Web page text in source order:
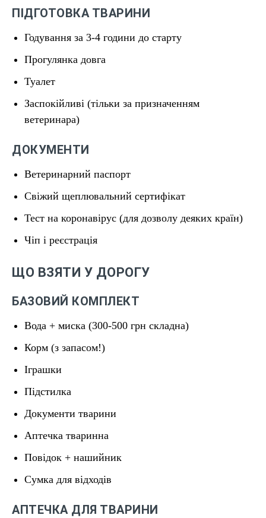
ПІДГОТОВКА ТВАРИНИ
Годування за 3-4 години до старту
Прогулянка довгa
Туалет
Заспокійливі (тільки за призначенням
ветеринара)
ДОКУМЕНТИ
Ветеринарний паспорт
Свіжий щеплювальний сертифікат
Тест на коронавірус (для дозволу деяких країн)
Чіп і реєстрація
ЩО ВЗЯТИ У ДОРОГУ
БАЗОВИЙ КОМПЛЕКТ
Вода + миска (300-500 грн складна)
Корм (з запасом!)
Іграшки
Підстилка
Документи тварини
Аптечка тваринна
Повідок + нашийник
Сумка для відходів
АПТЕЧКА ДЛЯ ТВАРИНИ